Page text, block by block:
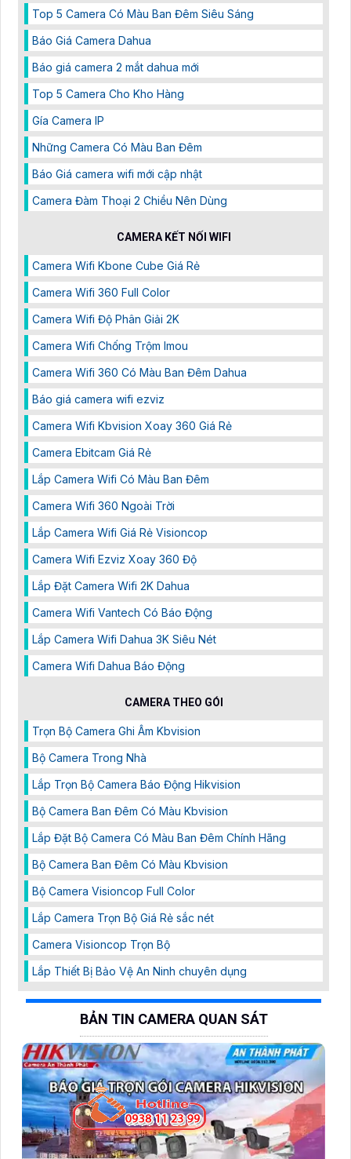
Top 5 Camera Có Màu Ban Đêm Siêu Sáng
Báo Giá Camera Dahua
Báo giá camera 2 mắt dahua mới
Top 5 Camera Cho Kho Hàng
Gía Camera IP
Những Camera Có Màu Ban Đêm
Báo Giá camera wifi mới cập nhật
Camera Đàm Thoại 2 Chiều Nên Dùng
CAMERA KẾT NỐI WIFI
Camera Wifi Kbone Cube Giá Rẻ
Camera Wifi 360 Full Color
Camera Wifi Độ Phân Giải 2K
Camera Wifi Chống Trộm Imou
Camera Wifi 360 Có Màu Ban Đêm Dahua
Báo giá camera wifi ezviz
Camera Wifi Kbvision Xoay 360 Giá Rẻ
Camera Ebitcam Giá Rẻ
Lắp Camera Wifi Có Màu Ban Đêm
Camera Wifi 360 Ngoài Trời
Lắp Camera Wifi Giá Rẻ Visioncop
Camera Wifi Ezviz Xoay 360 Độ
Lắp Đặt Camera Wifi 2K Dahua
Camera Wifi Vantech Có Báo Động
Lắp Camera Wifi Dahua 3K Siêu Nét
Camera Wifi Dahua Báo Động
CAMERA THEO GÓI
Trọn Bộ Camera Ghi Âm Kbvision
Bộ Camera Trong Nhà
Lắp Trọn Bộ Camera Báo Động Hikvision
Bộ Camera Ban Đêm Có Màu Kbvision
Lắp Đặt Bộ Camera Có Màu Ban Đêm Chính Hãng
Bộ Camera Ban Đêm Có Màu Kbvision
Bộ Camera Visioncop Full Color
Lắp Camera Trọn Bộ Giá Rẻ sắc nét
Camera Visioncop Trọn Bộ
Lắp Thiết Bị Bảo Vệ An Ninh chuyên dụng
BẢN TIN CAMERA QUAN SÁT